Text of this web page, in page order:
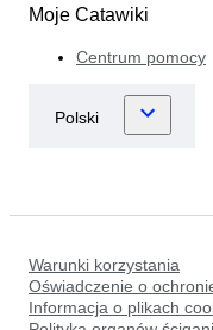
Moje Catawiki
Centrum pomocy
Warunki korzystania
Oświadczenie o
Informacja o plikach